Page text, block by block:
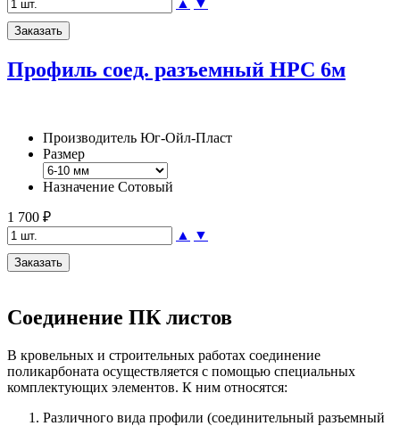
▲
▼
Профиль соед. разъемный НРС 6м
Производитель Юг-Ойл-Пласт
Размер
Назначение Сотовый
1 700 ₽
▲
▼
Соединение ПК листов
В кровельных и строительных работах соединение
поликарбоната осуществляется с помощью специальных
комплектующих элементов. К ним относятся:
Различного вида профили (соединительный разъемный